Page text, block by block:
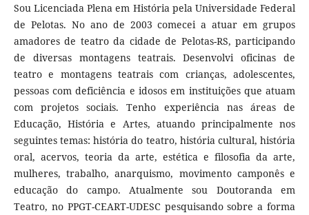
Sou Licenciada Plena em História pela Universidade Federal
de Pelotas. No ano de 2003 comecei a atuar em grupos
amadores de teatro da cidade de Pelotas-RS, participando
de diversas montagens teatrais. Desenvolvi oficinas de
teatro e montagens teatrais com crianças, adolescentes,
pessoas com deficiência e idosos em instituições que atuam
com projetos sociais. Tenho experiência nas áreas de
Educação, História e Artes, atuando principalmente nos
seguintes temas: história do teatro, história cultural, história
oral, acervos, teoria da arte, estética e filosofia da arte,
mulheres, trabalho, anarquismo, movimento camponês e
educação do campo. Atualmente sou Doutoranda em
Teatro, no PPGT-CEART-UDESC pesquisando sobre a forma